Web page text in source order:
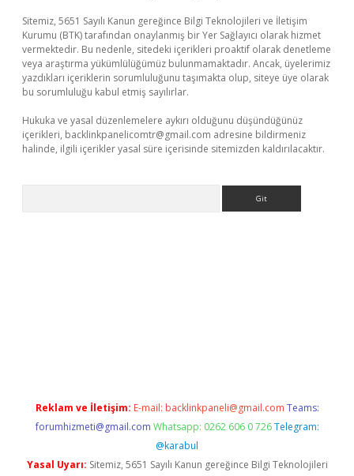
Sitemiz, 5651 Sayılı Kanun gereğince Bilgi Teknolojileri ve İletişim
Kurumu (BTK) tarafından onaylanmış bir Yer Sağlayıcı olarak hizmet
vermektedir. Bu nedenle, sitedeki içerikleri proaktif olarak denetleme
veya araştırma yükümlülüğümüz bulunmamaktadır. Ancak, üyelerimiz
yazdıkları içeriklerin sorumluluğunu taşımakta olup, siteye üye olarak
bu sorumluluğu kabul etmiş sayılırlar.
Hukuka ve yasal düzenlemelere aykırı olduğunu düşündüğünüz
içerikleri, backlinkpanelicomtr@gmail.com adresine bildirmeniz
halinde, ilgili içerikler yasal süre içerisinde sitemizden kaldırılacaktır.
Reklam ve İletişim: E-mail: backlinkpaneli@gmail.com Teams:
forumhizmeti@gmail.com Whatsapp: 0262 606 0 726 Telegram:
@karabul
Yasal Uyarı: Sitemiz, 5651 Sayılı Kanun gereğince Bilgi Teknolojileri